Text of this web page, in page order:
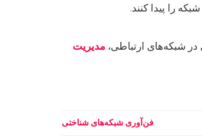
را پیدا کنند.
شبکه‌های ارتباطی، مدیریت
فن‌آوری شبکه‌های شناختی